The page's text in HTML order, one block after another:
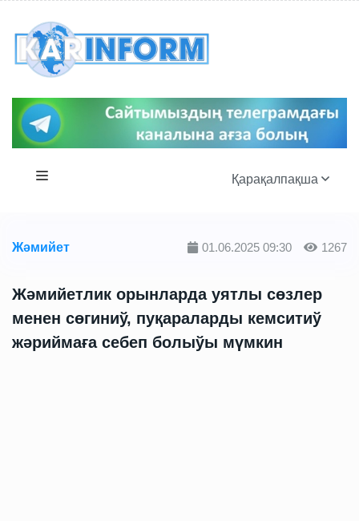
Қарақалпақша
Жәмийет 01.06.2025 09:30 1267
Жәмийетлик орынларда уятлы сөзлер
менен сөгиниў, пуқараларды кемситиў
жәриймаға себеп болыўы мүмкин